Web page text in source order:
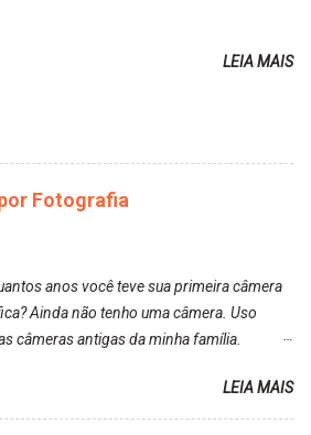
LEIA MAIS
Fotografia
anos você teve sua primeira câmera
Ainda não tenho uma câmera. Uso
câmeras antigas da minha família.
gosto mais de fotografar, mas comecei a
de ser a minha modelo. Você tem
LEIA MAIS